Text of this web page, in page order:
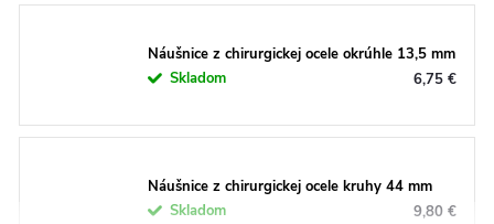
Náušnice z chirurgickej ocele okrúhle 13,5 mm
Skladom
6,75 €
Náušnice z chirurgickej ocele kruhy 44 mm
Skladom
9,80 €